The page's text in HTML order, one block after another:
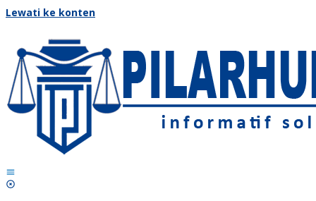
Lewati ke konten